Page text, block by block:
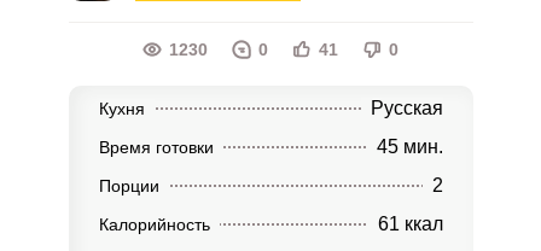
1230 0 41 0
Кухня Русская
Время готовки 45 мин.
Порции 2
Калорийность 61 ккал